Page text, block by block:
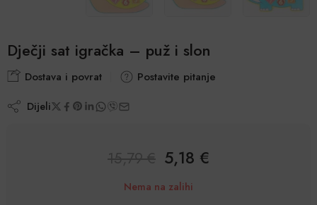
Dječji sat igračka – puž i slon
Dostava i povrat Postavite pitanje
Dijeli
15,79 5,18 €
Nema na zalihi